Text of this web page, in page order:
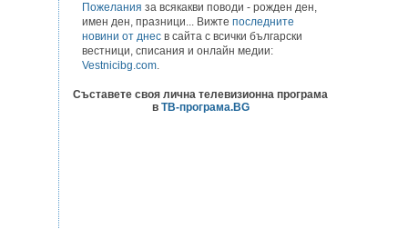
Пожелания за всякакви поводи - рожден ден,
имен ден, празници... Вижте последните
новини от днес в сайта с всички български
вестници, списания и онлайн медии:
Vestnicibg.com.
Съставете своя лична телевизионна програма
в ТВ-програма.BG